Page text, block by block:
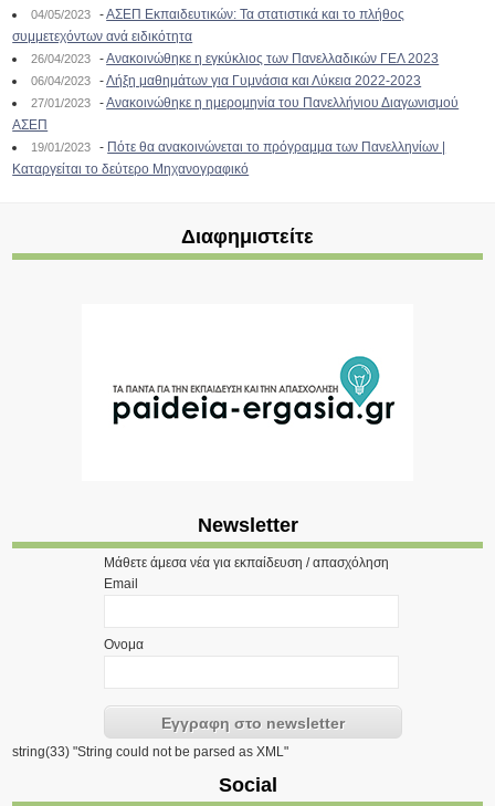
04/05/2023 -ΑΣΕΠ Εκπαιδευτικών: Τα στατιστικά και το πλήθος
συμμετεχόντων ανά ειδικότητα
26/04/2023 -Ανακοινώθηκε η εγκύκλιος των Πανελλαδικών ΓΕΛ 2023
06/04/2023 -Λήξη μαθημάτων για Γυμνάσια και Λύκεια 2022-2023
27/01/2023 -Ανακοινώθηκε η ημερομηνία του Πανελλήνιου Διαγωνισμού
ΑΣΕΠ
19/01/2023 - Πότε θα ανακοινώνεται το πρόγραμμα των Πανελληνίων |
Καταργείται το δεύτερο Μηχανογραφικό
Διαφημιστείτε
Newsletter
Μάθετε άμεσα νέα για εκπαίδευση / απασχόληση
Email
Ονομα
string(33) "String could not be parsed as XML"
Social